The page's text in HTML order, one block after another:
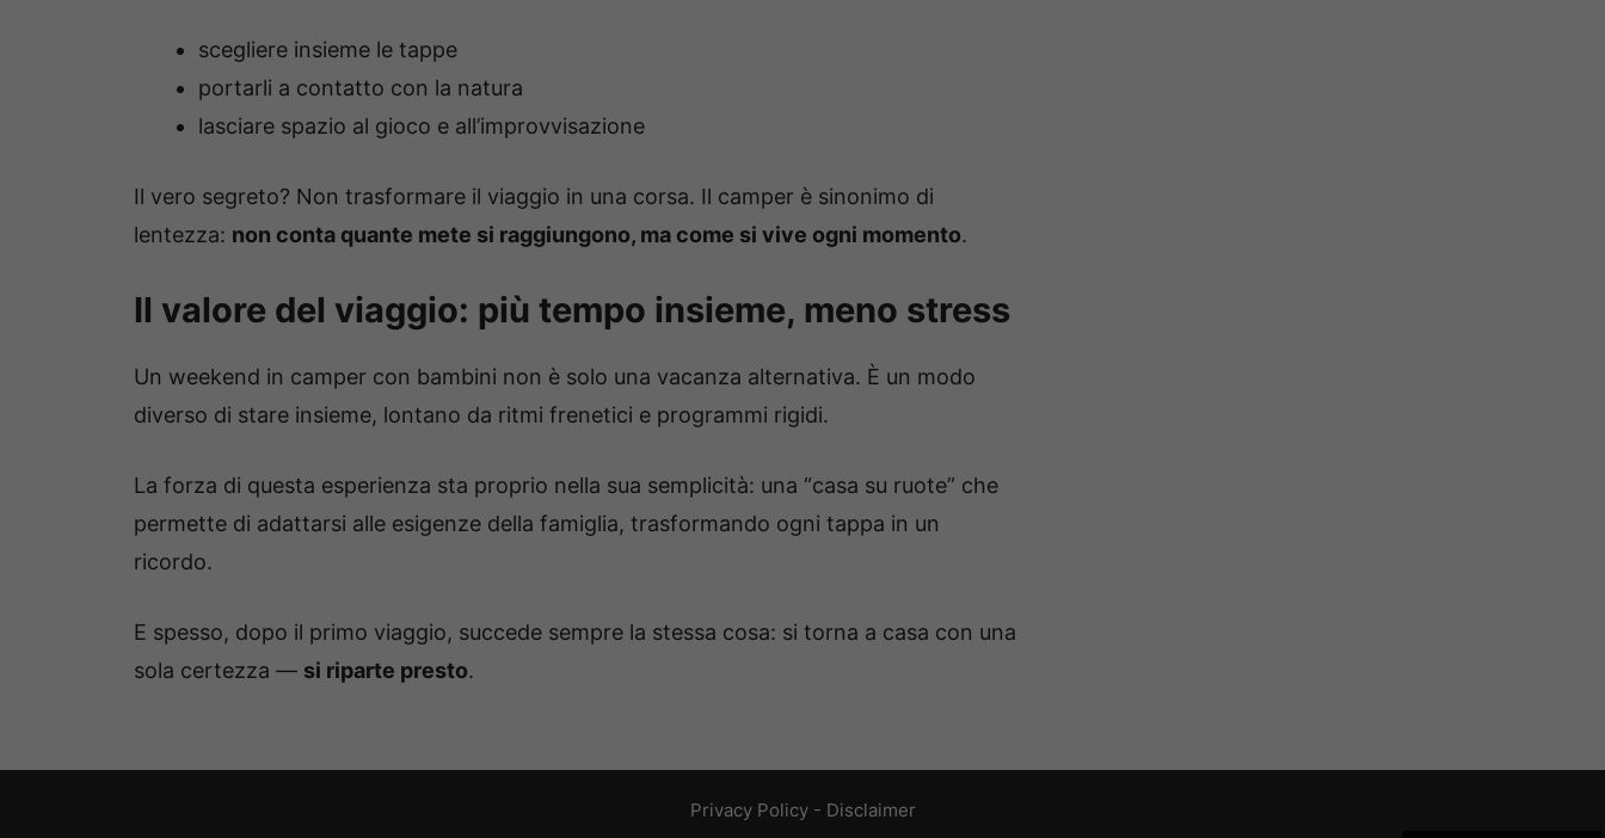
scegliere insieme le tappe
portarli a contatto con la natura
lasciare spazio al gioco e all’improvvisazione
Il vero segreto? Non trasformare il viaggio in una corsa. Il camper è sinonimo di
lentezza: non conta quante mete si raggiungono, ma come si vive ogni momento.
Il valore del viaggio: più tempo insieme, meno stress
Un weekend in camper con bambini non è solo una vacanza alternativa. È un modo
diverso di stare insieme, lontano da ritmi frenetici e programmi rigidi.
La forza di questa esperienza sta proprio nella sua semplicità: una “casa su ruote” che
permette di adattarsi alle esigenze della famiglia, trasformando ogni tappa in un
ricordo.
E spesso, dopo il primo viaggio, succede sempre la stessa cosa: si torna a casa con una
sola certezza — si riparte presto.
Privacy Policy- Disclaimer